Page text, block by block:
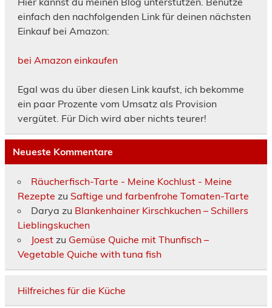
einfach den nachfolgenden Link für deinen nächsten
Einkauf bei Amazon:
bei Amazon einkaufen
Egal was du über diesen Link kaufst, ich bekomme
ein paar Prozente vom Umsatz als Provision
vergütet. Für Dich wird aber nichts teurer!
Neueste Kommentare
Räucherfisch-Tarte - Meine Kochlust - Meine
Rezepte zu Saftige und farbenfrohe Tomaten-Tarte
Darya zu Blankenhainer Kirschkuchen – Schillers
Lieblingskuchen
Joestzu Gemüse Quiche mit Thunfisch –
Vegetable Quiche with tuna fish
Hilfreiches für die Küche